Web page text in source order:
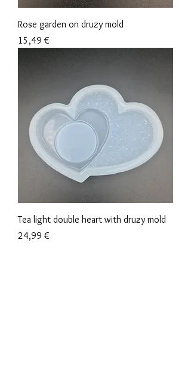
Rose garden on druzy mold
Precio
15,49 €
Tea light double heart with druzy mold
Precio
24,99 €